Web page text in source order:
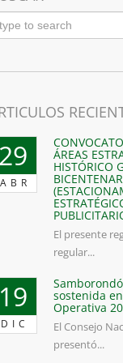
ABR
ÁREAS
HISTÓRICO
El presente
regular...
DIC
sostenida
Operativa
El Consejo
presentó...